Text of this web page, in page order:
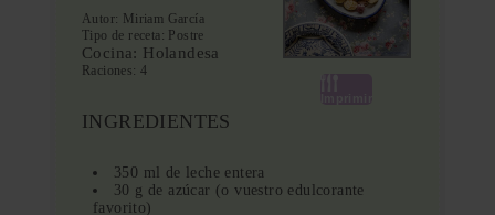
Autor: Miriam García
Tipo de receta: Postre
Cocina: Holandesa
Raciones:4
INGREDIENTES
350 ml de leche entera
30 g de azúcar (o vuestro edulcorante
favorito)